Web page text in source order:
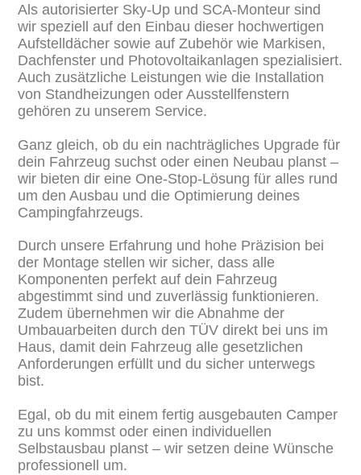
Als autorisierter Sky-Up und SCA-Monteur sind
wir speziell auf den Einbau dieser hochwertigen
Aufstelldächer sowie auf Zubehör wie Markisen,
Dachfenster und Photovoltaikanlagen spezialisiert.
Auch zusätzliche Leistungen wie die Installation
von Standheizungen oder Ausstellfenstern
gehören zu unserem Service.
Ganz gleich, ob du ein nachträgliches Upgrade für
dein Fahrzeug suchst oder einen Neubau planst –
wir bieten dir eine One-Stop-Lösung für alles rund
um den Ausbau und die Optimierung deines
Campingfahrzeugs.
Durch unsere Erfahrung und hohe Präzision bei
der Montage stellen wir sicher, dass alle
Komponenten perfekt auf dein Fahrzeug
abgestimmt sind und zuverlässig funktionieren.
Zudem übernehmen wir die Abnahme der
Umbauarbeiten durch den TÜV direkt bei uns im
Haus, damit dein Fahrzeug alle gesetzlichen
Anforderungen erfüllt und du sicher unterwegs
bist.
Egal, ob du mit einem fertig ausgebauten Camper
zu uns kommst oder einen individuellen
Selbstausbau planst – wir setzen deine Wünsche
professionell um.